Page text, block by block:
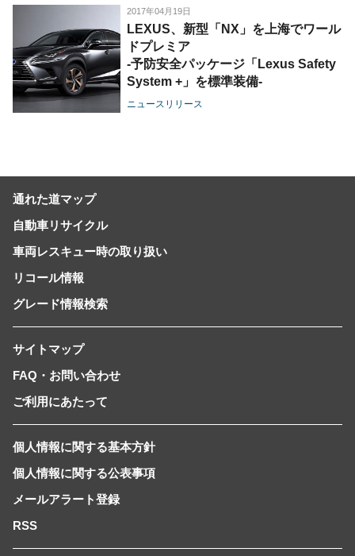
2017年04月19日
LEXUS、新型「NX」を上海でワール
ドプレミア
-予防安全パッケージ「Lexus Safety
System +」を標準装備-
ニュースリリース
通れた道マップ
自動車リサイクル
車両レスキュー時の取り扱い
リコール情報
グレード情報検索
サイトマップ
FAQ・お問い合わせ
ご利用にあたって
個人情報に関する基本方針
個人情報に関する公表事項
メールアラート登録
RSS